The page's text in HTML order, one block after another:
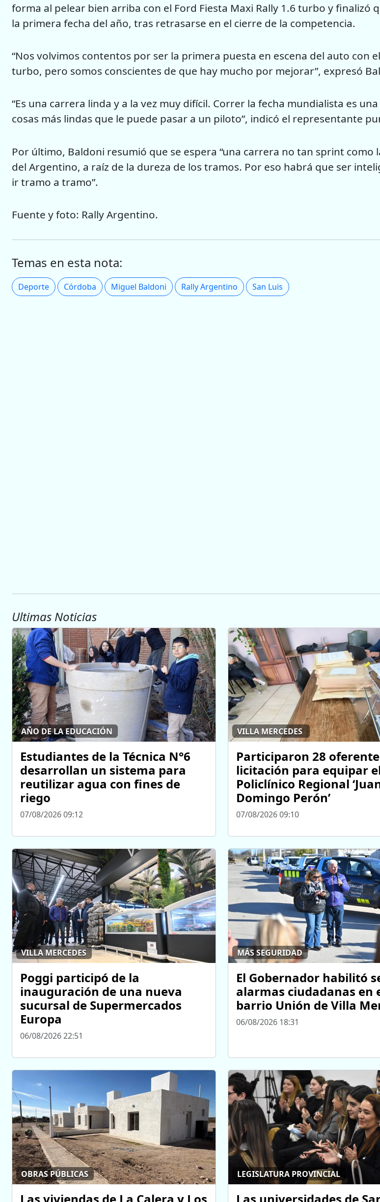
forma al pelear bien arriba con el Ford Fiesta Maxi Rally 1.6 turbo y finalizó
la primera fecha del año, tras retrasarse en el cierre de la competencia.
“Nos volvimos contentos por ser la primera puesta en escena del auto con
turbo, pero somos conscientes de que hay mucho por mejorar”, expresó
“Es una carrera linda y a la vez muy difícil. Correr la fecha mundialista es una
cosas más lindas que le puede pasar a un piloto”, indicó el representante
Por último, Baldoni resumió que se espera “una carrera no tan sprint como
del Argentino, a raíz de la dureza de los tramos. Por eso habrá que ser
ir tramo a tramo”.
Fuente y foto: Rally Argentino.
Temas en esta nota:
Deporte Córdoba Miguel Baldoni Rally Argentino San Luis
Ultimas Noticias
AÑO DE LA EDUCACIÓN
Estudiantes de la Técnica N°6
desarrollan un sistema para
reutilizar agua con fines de
riego
07/08/2026 09:12
VILLA MERCEDES
Participaron 28
licitación para equipar
Policlínico Regional
Domingo Perón’
07/08/2026 09:10
VILLA MERCEDES
Poggi participó de la
inauguración de una nueva
sucursal de Supermercados
Europa
06/08/2026 22:51
MÁS SEGURIDAD
El Gobernador habilitó
alarmas ciudadanas en
barrio Unión de Villa
06/08/2026 18:31
OBRAS PÚBLICAS LEGISLATURA PROVINCIAL